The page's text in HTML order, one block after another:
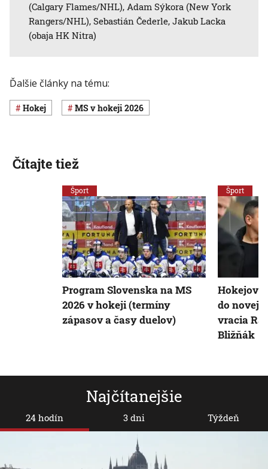
(Calgary Flames/NHL), Adam Sýkora (New York
Rangers/NHL), Sebastián Čederle, Jakub Lacka
(obaja HK Nitra)
Ďalšie články na tému:
Hokej MS v hokeji 2026
Najčítanejšie
24 hodín 3 dni Týždeň
Čítajte tiež
Šport
Program Slovenska na MS
2026 v hokeji (termíny
zápasov a časy duelov)
Šport
Hokejový
do novej
vracia
Bližňák